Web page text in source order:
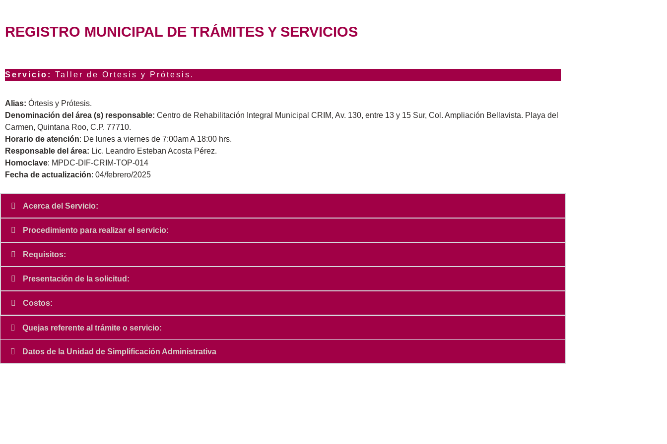
REGISTRO MUNICIPAL DE TRÁMITES Y SERVICIOS
Servicio: Taller de Ortesis y Prótesis.
Alias: Órtesis y Prótesis.
Denominación del área (s) responsable: Centro de Rehabilitación Integral Municipal CRIM, Av. 130, entre 13 y 15 Sur, Col. Ampliación Bellavista. Playa del
Carmen, Quintana Roo, C.P. 77710.
Horario de atención: De lunes a viernes de 7:00am A 18:00 hrs.
Responsable del área: Lic. Leandro Esteban Acosta Pérez.
Homoclave: MPDC-DIF-CRIM-TOP-014
Fecha de actualización: 04/febrero/2025
Acerca del Servicio:
Procedimiento para realizar el servicio:
Requisitos:
Presentación de la solicitud:
Costos:
Quejas referente al trámite o servicio:
Datos de la Unidad de Simplificación Administrativa